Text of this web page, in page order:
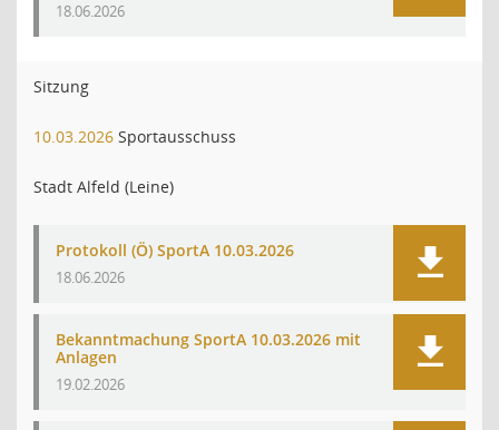
18.06.2026
Sitzung
10.03.2026 Sportausschuss
Stadt Alfeld (Leine)
Protokoll (Ö) SportA 10.03.2026
18.06.2026
Bekanntmachung SportA 10.03.2026 mit
Anlagen
19.02.2026